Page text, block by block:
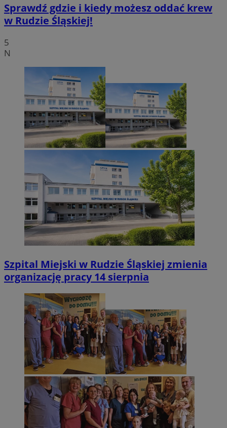
Sprawdź gdzie i kiedy możesz oddać krew
w Rudzie Śląskiej!
5
N
Szpital Miejski w Rudzie Śląskiej zmienia
organizację pracy 14 sierpnia